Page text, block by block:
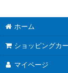
ホーム
ショッピングカ
マイページ